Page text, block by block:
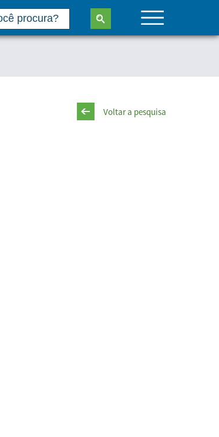
Voltar a pesquisa